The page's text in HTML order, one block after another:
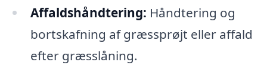
Affaldshåndtering: Håndtering og
bortskafning af græssprøjt eller affald
efter græsslåning.